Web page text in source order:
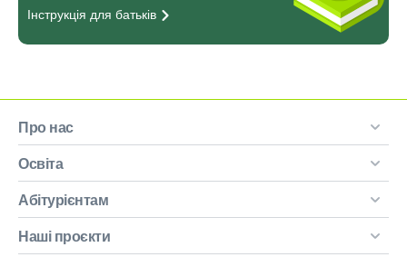
Інструкція для батьків
Про нас
Освіта
Абітурієнтам
Наші проєкти